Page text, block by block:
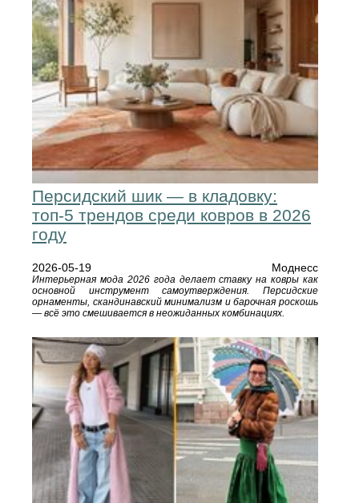
Персидский шик — в кладовку:
топ-5 трендов среди ковров в 2026
году
2026-05-19 Моднесс
Интерьерная мода 2026 года делает ставку на ковры как
основной инструмент самоутверждения. Персидские
орнаменты, скандинавский минимализм и барочная роскошь
— всё это смешивается в неожиданных комбинациях.